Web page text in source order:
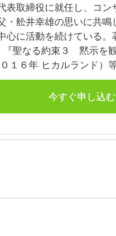
取締役に就任し、コ
舩井幸雄の思いに共
心に活動を続けてい
聖なる約束３ 黙示を
１６年 ヒカルランド）
今すぐ申し込む